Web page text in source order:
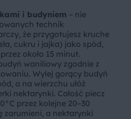
i budyniem – nie
technik
że przygotujesz kruche
cukru i jajka) jako spód,
około 15 minut.
waniliowy zgodnie z
Wylej gorący budyń
a na wierzchu ułóż
nektarynki. Całość piecz
przez kolejne 20–30
zarumieni, a nektarynki